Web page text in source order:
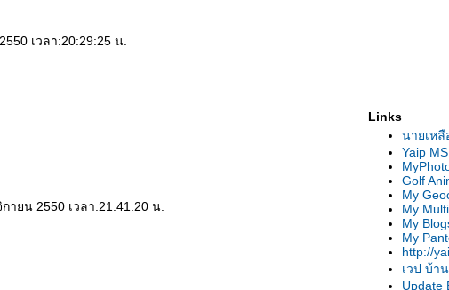
เวลา:20:29:25 น.
ยน 2550 เวลา:21:41:20 น.
Links
นายเหลื
Yaip
Golf
My
My
My
My
http://
เวป บ้า
Update